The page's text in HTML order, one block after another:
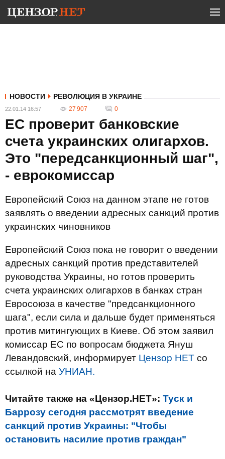
НОВОСТИ РЕВОЛЮЦИЯ В УКРАИНЕ
22.01.14 16:57 27 907 0
ЕС проверит банковские
счета украинских олигархов.
Это "передсанкционный шаг",
- еврокомиссар
Европейский Союз на данном этапе не готов
заявлять о введении адресных санкций против
украинских чиновников
Европейский Союз пока не говорит о введении
адресных санкций против представителей
руководства Украины, но готов проверить
счета украинских олигархов в банках стран
Евросоюза в качестве "предсанкционного
шага", если сила и дальше будет применяться
против митингующих в Киеве. Об этом заявил
комиссар ЕС по вопросам бюджета Януш
Левандовский, информирует Цензор НЕТ со
ссылкой на УНИАН.
Читайте также на «Цензор.НЕТ»: Туск и
Баррозу сегодня рассмотрят введение
санкций против Украины: "Чтобы
остановить насилие против граждан"